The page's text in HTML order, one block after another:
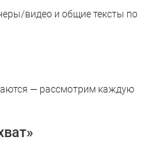
видео и общие тексты по
— рассмотрим каждую